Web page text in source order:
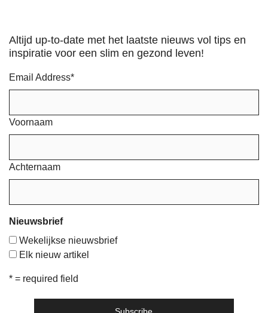
Altijd up-to-date met het laatste nieuws vol tips en
inspiratie voor een slim en gezond leven!
Email Address*
Voornaam
Achternaam
Nieuwsbrief
Wekelijkse nieuwsbrief
Elk nieuw artikel
* = required field